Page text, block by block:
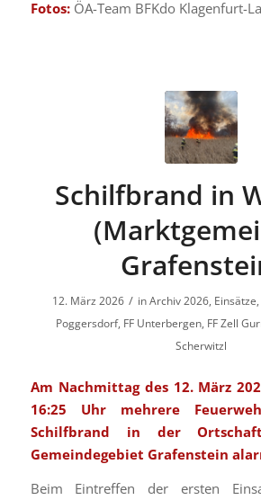
Fotos:ÖA-Team BFKdo Klagenfurt-
Schilfbrand in
12. März 2026 / inArchiv 2026, Einsätze,
Poggersdorf, FF Unterbergen, FF Zell
Scherwitzl
Am Nachmittag des 12. März
16:25 Uhr mehrere
Schilfbrand in der
Gemeindegebiet Grafenstein
Beim Eintreffen der ersten